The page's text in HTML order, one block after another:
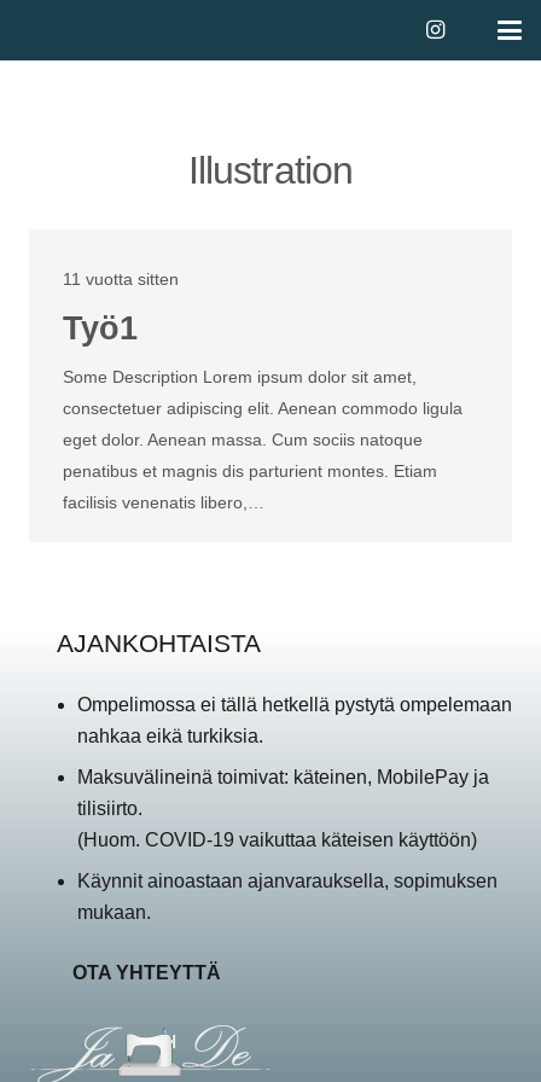
Illustration
11 vuotta sitten
Työ1
Some Description Lorem ipsum dolor sit amet,
consectetuer adipiscing elit. Aenean commodo ligula
eget dolor. Aenean massa. Cum sociis natoque
penatibus et magnis dis parturient montes. Etiam
facilisis venenatis libero,…
AJANKOHTAISTA
Ompelimossa ei tällä hetkellä pystytä ompelemaan
nahkaa eikä turkiksia.
Maksuvälineinä toimivat: käteinen, MobilePay ja
tilisiirto.
(Huom. COVID-19 vaikuttaa käteisen käyttöön)
Käynnit ainoastaan ajanvarauksella, sopimuksen
mukaan.
OTA YHTEYTTÄ